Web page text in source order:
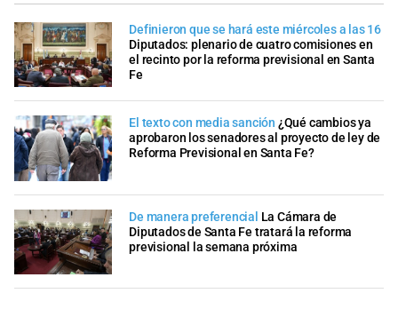
Definieron que se hará este miércoles a las 16
Diputados: plenario de cuatro comisiones en
el recinto por la reforma previsional en Santa
Fe
El texto con media sanción ¿Qué cambios ya
aprobaron los senadores al proyecto de ley de
Reforma Previsional en Santa Fe?
De manera preferencial La Cámara de
Diputados de Santa Fe tratará la reforma
previsional la semana próxima